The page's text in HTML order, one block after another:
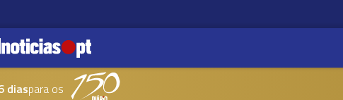
diaspara os